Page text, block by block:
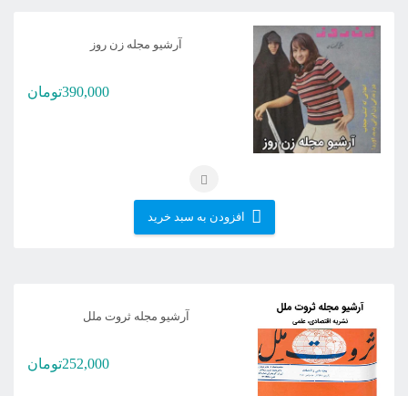
آرشیو مجله زن روز
390,000تومان
افزودن به سبد خرید
آرشیو مجله ثروت ملل
252,000تومان